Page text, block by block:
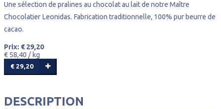
Une sélection de pralines au chocolat au lait de notre Maître
Chocolatier Leonidas. Fabrication traditionnelle, 100% pur beurre de
cacao.
Prix: € 29,20
€ 58,40 / kg
€ 29,20
DESCRIPTION